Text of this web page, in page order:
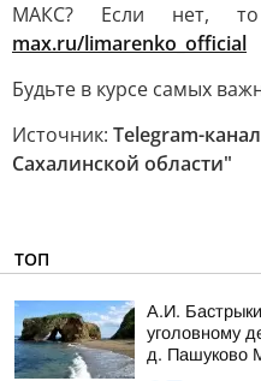
МАКС? Если нет,
max.ru/limarenko_official
Будьте в курсе самых
Источник: Telegram-
Сахалинской области"
ТОП
А.И.
уголовному
д. Пашуково